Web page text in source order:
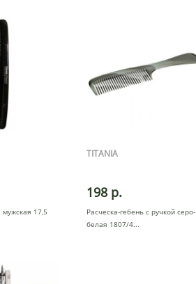
мужская 17,5
TITANIA
198 р.
Расческа-гебень с ручкой серо-
белая 1807/4